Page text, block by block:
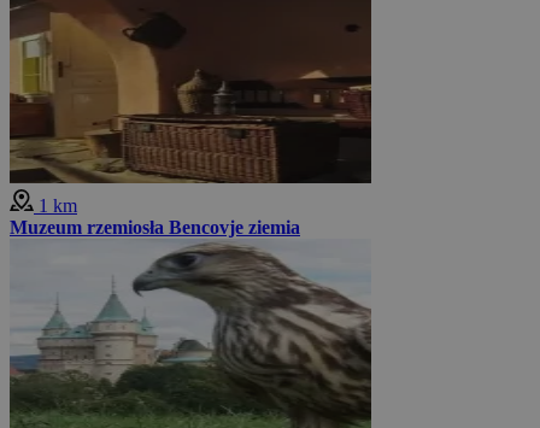
1 km
Muzeum rzemiosła Bencovje ziemia